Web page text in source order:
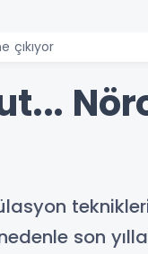
çıkıyor
son